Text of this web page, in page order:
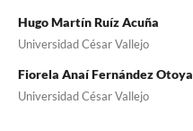
Hugo Martín Ruíz Acuña
Universidad César Vallejo
Fiorela Anaí Fernández Otoya
Universidad César Vallejo